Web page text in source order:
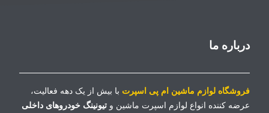
درباره ما
فروشگاه لوازم ماشین ام پی اسپرت با بیش از یک دهه فعالیت،
عرضه کننده انواع لوازم اسپرت ماشین و تیونینگ خودروهای داخلی